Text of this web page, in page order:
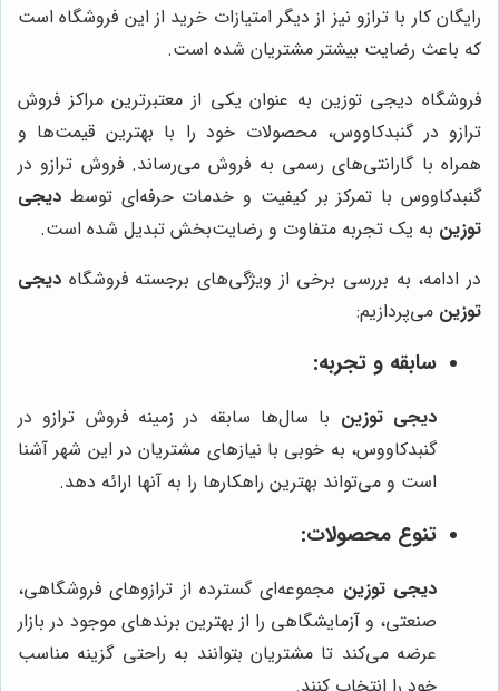
رایگان کار با ترازو نیز از دیگر امتیازات خرید از این فروشگاه است
که باعث رضایت بیشتر مشتریان شده است.
فروشگاه دیجی توزین به عنوان یکی از معتبرترین مراکز فروش
ترازو در گنبدکاووس، محصولات خود را با بهترین قیمت‌ها و
همراه با گارانتی‌های رسمی به فروش می‌رساند. فروش ترازو در
گنبدکاووس با تمرکز بر کیفیت و خدمات حرفه‌ای توسط دیجی
توزین به یک تجربه متفاوت و رضایت‌بخش تبدیل شده است.
در ادامه، به بررسی برخی از ویژگی‌های برجسته فروشگاه دیجی
توزین می‌پردازیم:
سابقه و تجربه:
دیجی توزین با سال‌ها سابقه در زمینه فروش ترازو در
گنبدکاووس، به خوبی با نیازهای مشتریان در این شهر آشنا
است و می‌تواند بهترین راهکارها را به آنها ارائه دهد.
تنوع محصولات:
دیجی توزین مجموعه‌ای گسترده از ترازوهای فروشگاهی،
صنعتی، و آزمایشگاهی را از بهترین برندهای موجود در بازار
عرضه می‌کند تا مشتریان بتوانند به راحتی گزینه مناسب
خود را انتخاب کنند.